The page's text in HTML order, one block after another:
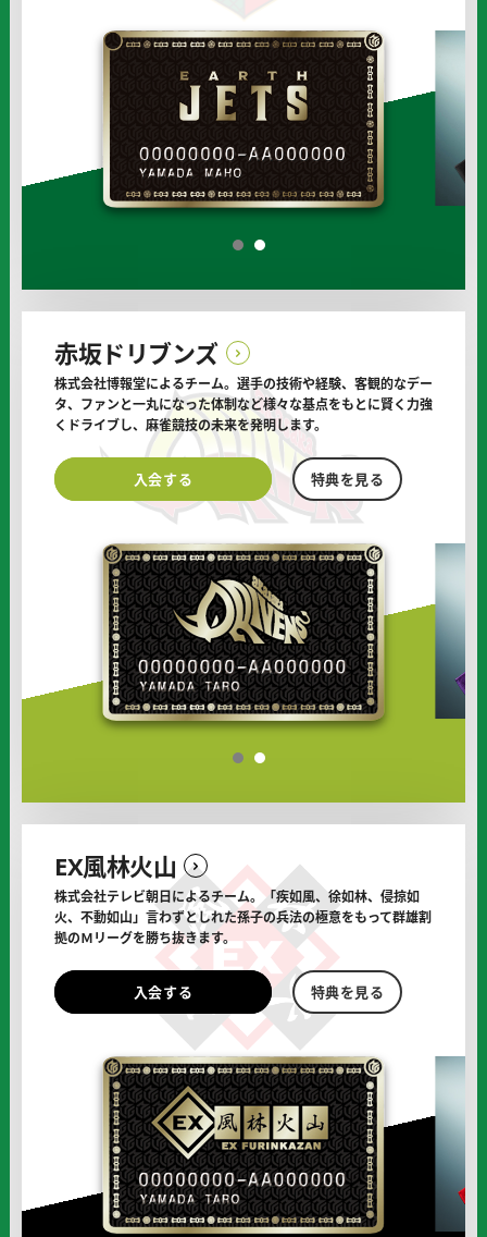
1 2
オ
ル
サ
ポ
赤坂ドリブンズ
株式会社博報堂によるチーム。 選手の技術や経験、客観的なデー
タ、ファンと一丸になった体制など様々な基点をもとに賢く力強
くドライブし、麻雀競技の未来を発明します。
1 2
赤
坂
リ
ブ
ン
ズ
の
オ
フ
ィ
ー
タ
ー
に
入会する
赤
坂
ド
リ
ブ
ン
ズ
の
特典を見る
EX風林火山
株式会社テレビ朝日によるチーム。「疾如風、徐如林、侵掠如
火、不動如山」言わずとしれた孫子の兵法の極意をもって群雄割
拠のＭリーグを勝ち抜きます。
EX
風
火
山
の
オ
フ
ィ
シ
ャ
入会する
EX
風
林
火
山
の
特典を見る